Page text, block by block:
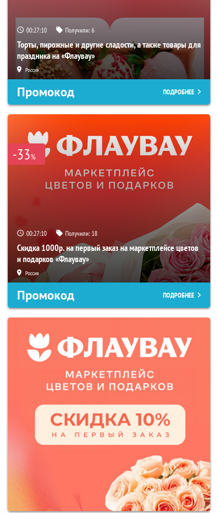
00:27:09 Получили:6
Торты, пирожные и другие сладости, а также товары для
праздника на «Флаувау»
Россия
Промокод ПОДРОБНЕЕ
-33%
00:27:09 Получили: 18
Скидка 1000р. на первый заказ на маркетплейсе цветов
и подарков «Флаувау»
Россия
Промокод ПОДРОБНЕЕ